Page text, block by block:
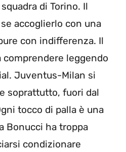
di Torino. Il
accoglierlo con una
con indifferenza. Il
leggendo
Juventus-Milan si
soprattutto, fuori dal
tocco di palla è una
Bonucci ha troppa
condizionare